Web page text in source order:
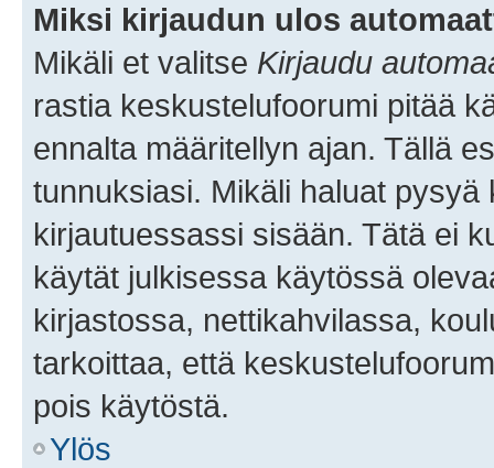
Miksi kirjaudun ulos
Mikäli et valitse Kirjaudu
rastia keskustelufoorumi pitää
ennalta määritellyn ajan. Tällä
tunnuksiasi. Mikäli haluat
kirjautuessassi sisään. Tätä ei
käytät julkisessa käytössä
kirjastossa, nettikahvilassa,
tarkoittaa, että
pois käytöstä.
Ylös